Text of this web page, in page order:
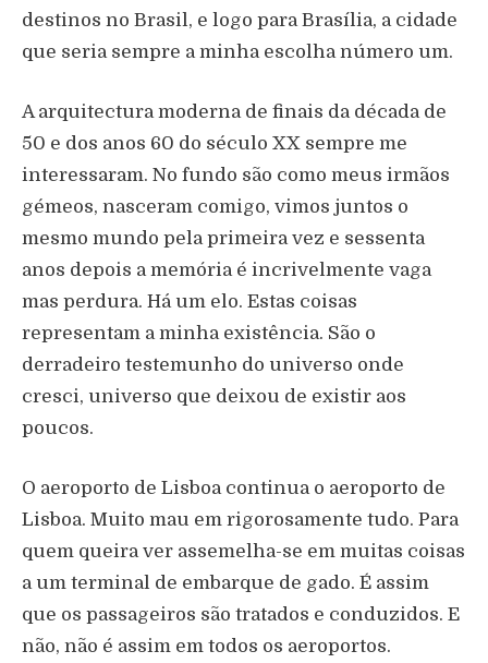
destinos no Brasil, e logo para Brasília, a cidade
que seria sempre a minha escolha número um.
A arquitectura moderna de finais da década de
50 e dos anos 60 do século XX sempre me
interessaram. No fundo são como meus irmãos
gémeos, nasceram comigo, vimos juntos o
mesmo mundo pela primeira vez e sessenta
anos depois a memória é incrivelmente vaga
mas perdura. Há um elo. Estas coisas
representam a minha existência. São o
derradeiro testemunho do universo onde
cresci, universo que deixou de existir aos
poucos.
O aeroporto de Lisboa continua o aeroporto de
Lisboa. Muito mau em rigorosamente tudo. Para
quem queira ver assemelha-se em muitas coisas
a um terminal de embarque de gado. É assim
que os passageiros são tratados e conduzidos. E
não, não é assim em todos os aeroportos.